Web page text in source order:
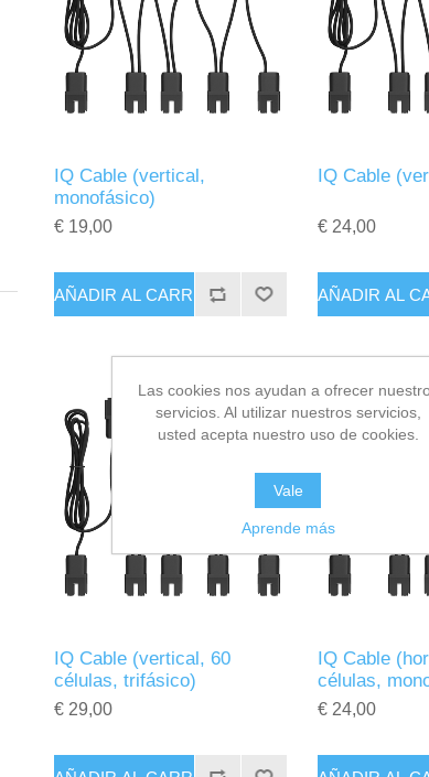
IQ Cable (vertical,
monofásico)
€ 19,00
IQ Cable
€ 24,00
IQ Cable (vertical, 60
células, trifásico)
€ 29,00
IQ Cable
células,
€ 24,00
Las cookies nos ayudan a ofrecer
servicios. Al utilizar nuestros servicios,
usted acepta nuestro uso de cookies.
Vale
Aprende más